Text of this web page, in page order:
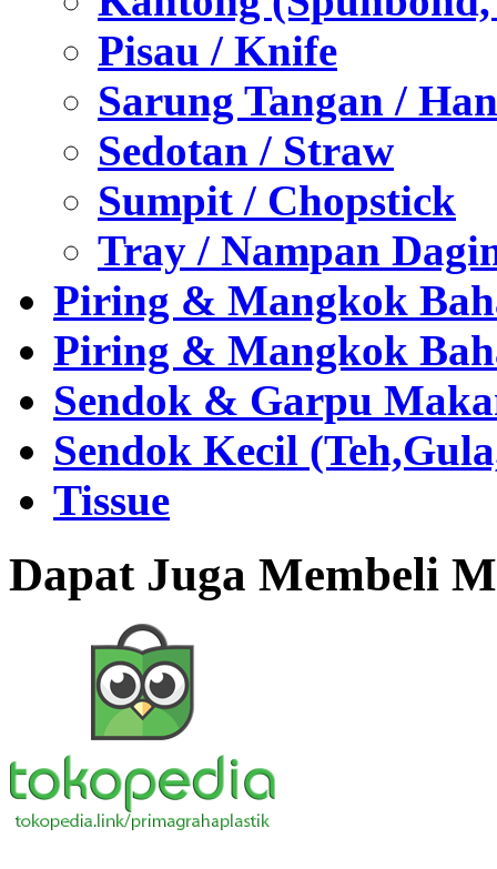
Pisau / Knife
Sarung Tangan /
Sedotan / Straw
Sumpit / Chopstick
Tray / Nampan
Piring & Mangkok
Piring & Mangkok
Sendok & Garpu
Sendok Kecil
Tissue
Dapat Juga Membeli